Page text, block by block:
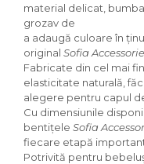
material delicat,
grozav de
a adaugă culoare în
original Sofia
Fabricate din cel mai
elasticitate naturală,
alegere pentru capul
Cu dimensiunile
bentițele Sofia
fiecare etapă
Potrivită pentru